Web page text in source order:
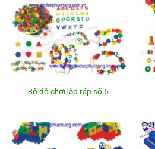
Bộ đồ chơi lắp ráp số 6